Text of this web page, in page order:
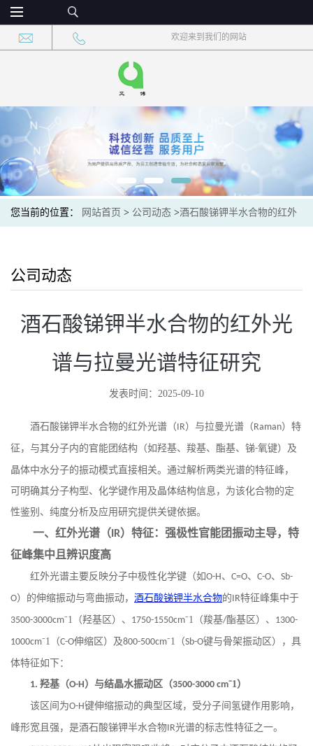
欢迎来到我们的网站
您当前的位置： 网站首页 > 公司动态 >酒石酸锑钾半水合物的红外
公司动态
酒石酸锑钾半水合物的红外光
谱与拉曼光谱特征研究
发表时间：2025-09-10
酒石酸锑钾半水合物的红外光谱（IR）与拉曼光谱（Raman）特
征，与其分子内的官能团结构（如羟基、羧基、酯基、锑-氧键）及
晶体中水分子的振动模式直接相关。通过解析两类光谱的特征峰，
可明确其分子构型、化学键作用及晶体结构信息，为该化合物的定
性鉴别、纯度分析及应用研究提供关键依据。
一、红外光谱（IR）特征：强极性官能团振动主导，特
征峰集中且辨识度高
红外光谱主要反映分子中极性化学键（如O-H、 C=O、 C-O、 Sb-
O）的伸缩振动与弯曲振动， 酒石酸锑钾半水合物的IR特征峰集中于
3500-3000cm⁻1（羟基区）、 1750-1550cm⁻1（羧基/酯基区）、 1300-
1000cm⁻1（C-O伸缩区）及800-500cm⁻1（Sb-O键与骨架振动区），具
体特征如下：
1. 羟基（O-H）与结晶水振动区（3500-3000 cm⁻1）
该区间为O-H键伸缩振动的典型区域，受分子间氢键作用影响，
峰形宽且强，是酒石酸锑钾半水合物IR光谱的标志性特征之一。